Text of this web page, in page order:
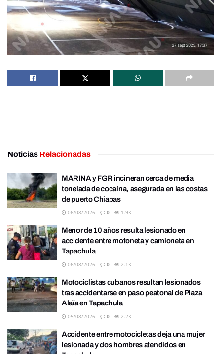
Noticias Relacionadas
MARINA y FGR incineran cerca de media
tonelada de cocaína, asegurada en las costas
de puerto Chiapas
06/08/2026 0 1.9K
Menor de 10 años resulta lesionado en
accidente entre motoneta y camioneta en
Tapachula
06/08/2026 0 2.1K
Motociclistas cubanos resultan lesionados
tras accidentarse en paso peatonal de Plaza
Alaïa en Tapachula
05/08/2026 0 2.2K
Accidente entre motocicletas deja una mujer
lesionada y dos hombres atendidos en